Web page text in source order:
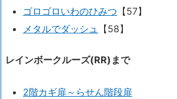
ゴロゴロいわのひみつ 【57】
メタルでダッシュ
【58】
レインボークルーズ(RR)まで
2階カギ扉～らせん階段扉